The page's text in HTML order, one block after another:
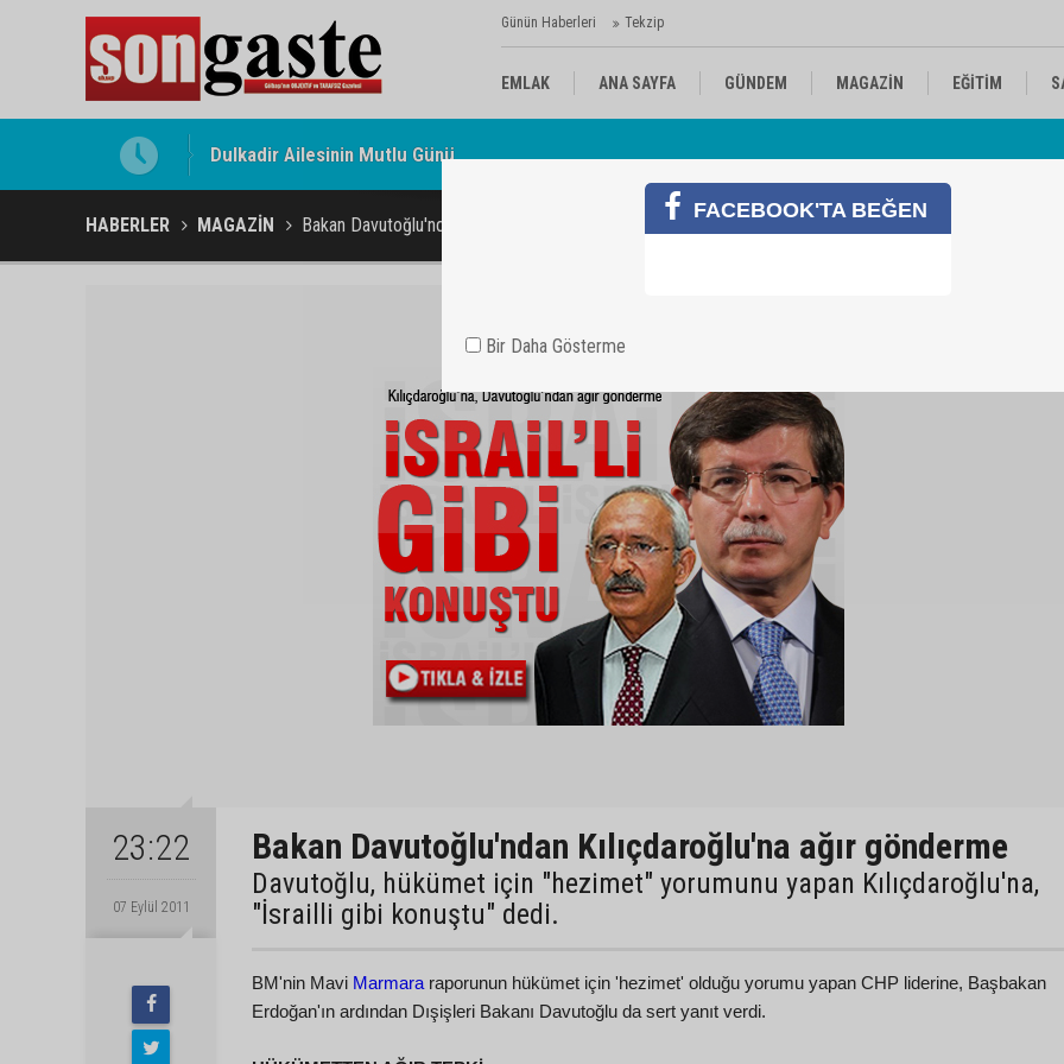
Günün Haberleri Tekzip
EMLAK ANA SAYFA GÜNDEM MAGAZİN EĞİTİM
Gölbaşı Esnafının Sesi Ankara Kalkınma Ajansı'nda
HABERLER MAGAZİN Bakan Davutoğlu'ndan Kılıçdaroğlu'na ağır gönderme
23:22
07 Eylül 2011
Bakan Davutoğlu'ndan Kılıçdaroğlu'na ağır gönderme
Davutoğlu, hükümet için "hezimet" yorumunu yapan Kılıçdaroğlu'na,
"İsrailli gibi konuştu" dedi.
BM'nin Mavi Marmara raporunun hükümet için 'hezimet' olduğu yorumu yapan CHP liderine, Başbakan
Erdoğan'ın ardından Dışişleri Bakanı Davutoğlu da sert yanıt verdi.
FACEBOOK'TA BEĞEN
Bir Daha Gösterme